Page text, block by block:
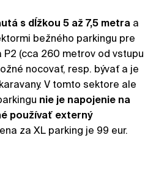
s dĺžkou 5 až 7,5 metra a
bežného parkingu pre
P2 (cca 260 metrov od vstupu
nocovať, resp. bývať a je
V tomto sektore ale
nie je napojenie na
používať externý
za XL parking je 99 eur.